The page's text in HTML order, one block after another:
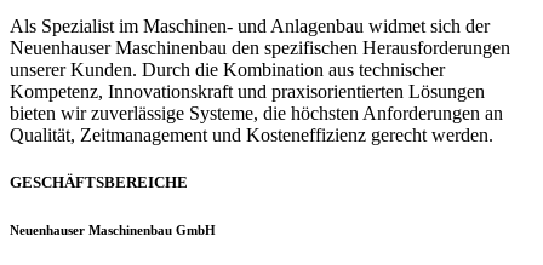
Als Spezialist im Maschinen- und Anlagenbau widmet sich der
Neuenhauser Maschinenbau den spezifischen Herausforderungen
unserer Kunden. Durch die Kombination aus technischer
Kompetenz, Innovationskraft und praxisorientierten Lösungen
bieten wir zuverlässige Systeme, die höchsten Anforderungen an
Qualität, Zeitmanagement und Kosteneffizienz gerecht werden.
GESCHÄFTSBEREICHE
Neuenhauser Maschinenbau GmbH